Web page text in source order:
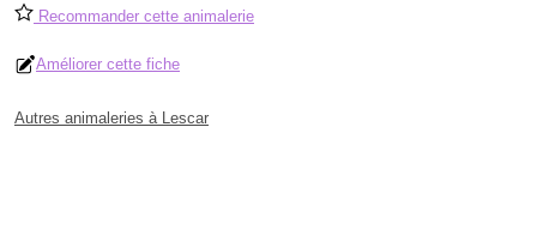
Recommander cette animalerie
Améliorer cette fiche
Autres animaleries à Lescar